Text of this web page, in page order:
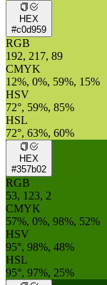
HEX
#c0d959
RGB
192, 217, 89
CMYK
12%, 0%, 59%, 15%
HSV
72°, 59%, 85%
HSL
72°, 63%, 60%
HEX
#357b02
RGB
53, 123, 2
CMYK
57%, 0%, 98%, 52%
HSV
95°, 98%, 48%
HSL
95°, 97%, 25%